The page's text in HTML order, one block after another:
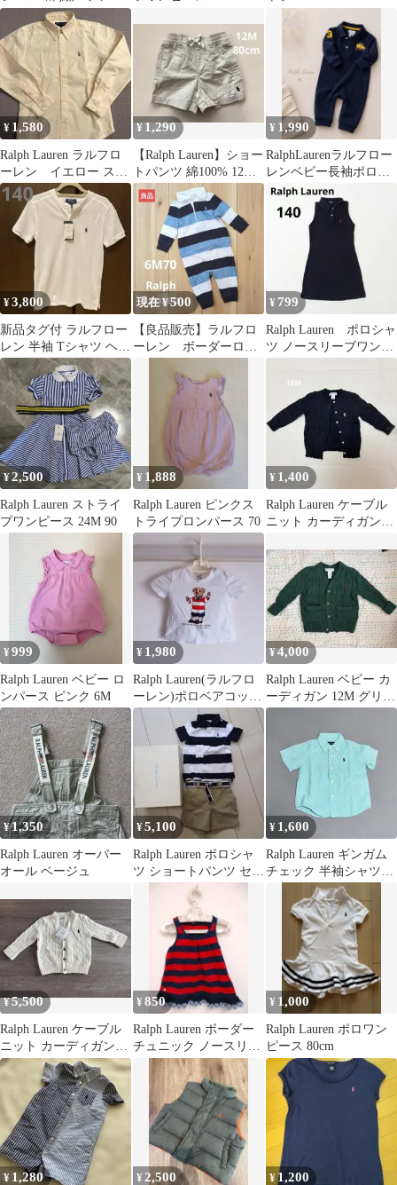
カ国旗 & ショートパ
ンツ ネイビー
¥ 1,580
Ralph Lauren ラルフロ
ーレン イエロー スト
ライプ シャツ 140
¥1,290
【Ralph Lauren】ショー
トパンツ 綿100% 12M
80cm
¥ 1,990
RalphLaurenラルフロー
レンベビー長袖ポロロ
ンパース襟付きネイビ
ー6M
¥3,800
新品タグ付 ラルフロー
レン 半袖 Tシャツ ヘン
リーネック 白 140
現在 ¥500
【良品販売】ラルフロ
ーレン ボーダーロン
¥ 799
Ralph Lauren ポロシャ
ツ ノースリーブワンピ
ース ネイビー 140
¥2,500
Ralph Lauren ストライ
プワンピース 24M 90
¥ 1,888
Ralph Lauren ピンクス
トライプロンパース 70
¥ 1,400
Ralph Lauren ケーブル
ニット カーディガン
¥999
Ralph Lauren ベビー ロ
ンパース ピンク 6M
¥ 1,980
Ralph Lauren(ラルフロ
ーレン)ポロベアコット
ン Tシャツ(80cm)
¥4,000
Ralph Lauren ベビー カ
ーディガン 12M グリー
ン ケーブルニット
¥1,350
Ralph Lauren オーバー
オール ベージュ
¥5,100
Ralph Lauren ポロシャ
ツ ショートパンツ セッ
¥ 1,600
Ralph Lauren ギンガム
チェック 半袖シャツ
¥5,500
Ralph Lauren ケーブル
ニット カーディガン
18M
¥850
Ralph Lauren ボーダー
チュニック ノースリー
ブ 100cm
¥ 1,000
Ralph Lauren ポロワン
ピース 80cm
¥ 1,280 ¥ 2,500 ¥1,200